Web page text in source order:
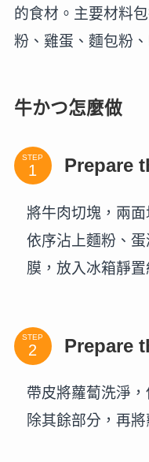
的食材。主要材料
粉、雞蛋、麵包粉
牛かつ怎麼做
STEP Prepare
將牛肉切塊，兩
依序沾上麵粉、
膜，放入冰箱靜置
STEP Prepare
帶皮將蘿蔔洗淨
除其餘部分，再